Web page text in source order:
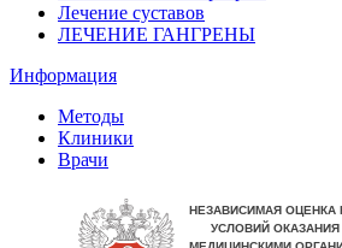
Лечение суставов
ЛЕЧЕНИЕ ГАНГРЕНЫ
Информация
Методы
Клиники
Врачи